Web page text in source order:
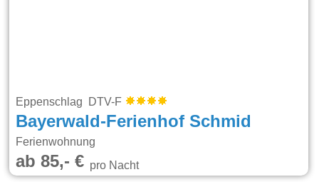
Eppenschlag DTV-F
Bayerwald-Ferienhof Schmid
Ferienwohnung
ab 85,- €pro Nacht